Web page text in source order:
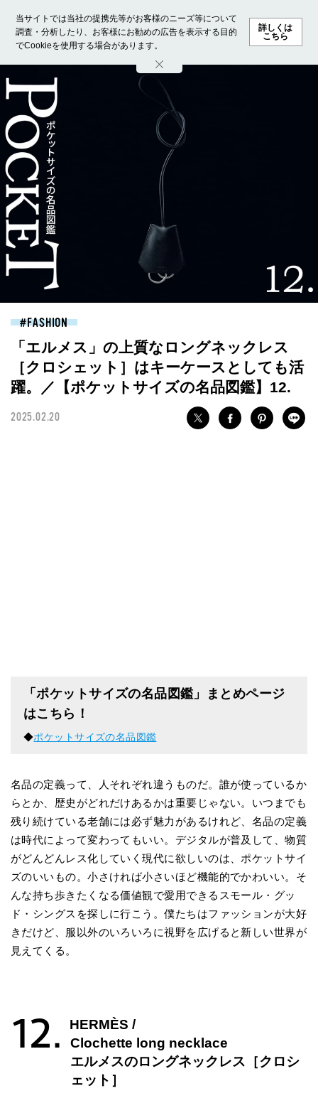
当サイトでは当社の提携先等がお客様のニーズ等について
調査・分析したり、お客様にお勧めの広告を表示する目的
でCookieを使用する場合があります。
詳しくは
こちら
ホーム モデル募集 ランキング ファッション ビューテ
FASHION
「エルメス」の上質なロングネックレス
［クロシェット］はキーケースとしても活
躍。／【ポケットサイズの名品図鑑】12.
2025.02.20
「ポケットサイズの名品図鑑」まとめページ
はこちら！
◆ポケットサイズの名品図鑑
名品の定義って、人それぞれ違うものだ。誰が使っているか
らとか、歴史がどれだけあるかは重要じゃない。いつまでも
残り続けている老舗には必ず魅力があるけれど、名品の定義
は時代によって変わってもいい。デジタルが普及して、物質
がどんどんレス化していく現代に欲しいのは、ポケットサイ
ズのいいもの。小さければ小さいほど機能的でかわいい。そ
んな持ち歩きたくなる価値観で愛用できるスモール・グッ
ド・シングスを探しに行こう。僕たちはファッションが大好
きだけど、服以外のいろいろに視野を広げると新しい世界が
見えてくる。
12.
HERMÈS /
Clochette long necklace
エルメスのロングネックレス［クロシ
ェット］